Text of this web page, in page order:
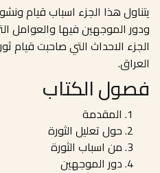
يتناول هذا الجزء اسباب قيام
ودور الموجهين فيها والعوامل
الجزء الاحداث التي صاحبت
العراق.
فصول الكتاب
المقدمة
حول تعليل الثورة
من اسباب الثورة
دور الموجهين